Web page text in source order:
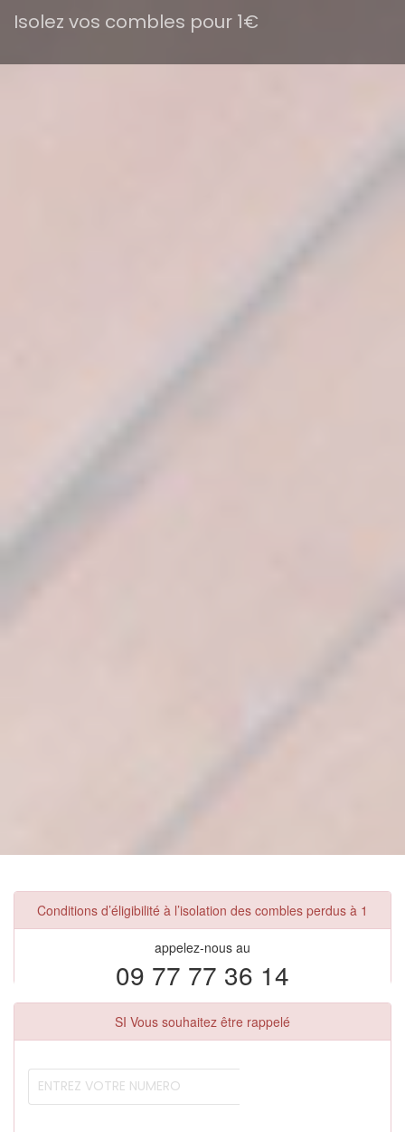
Isolez vos combles pour 1€
Conditions d’éligibilité à l’isolation des combles perdus à 1
appelez-nous au
09 77 77 36 14
SI Vous souhaitez être rappelé